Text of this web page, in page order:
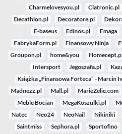
Charmelovesyou.pl
Clatronic.pl
Decathlon.pl
Decoratore.pl
E-baseus
Edinos.pl Emaga
FabrykaForm.pl
Finansowy Ninja
Groupon.pl
home&you
Intersport
Jegoszafa.pl
Książka „Finansowa Forteca” - Marcin
Madnezz.pl
Mall.pl MarieZelie.com
Meble Bocian
MegaKoszulki.pl
Natec
Neo24 NeoNail Nikiniki
Saintmiss
Sephora.pl Sportofino